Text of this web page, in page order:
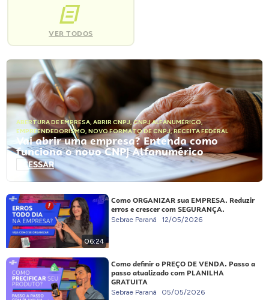
VER TODOS
ABERTURA DE EMPRESA, ABRIR CNPJ,CNPJ ALFANUMÉRICO,
EMPREENDEDORISMO, NOVO FORMATO DE CNPJ,RECEITA FEDERAL
Vai abrir uma empresa? Entenda como
funciona o novo CNPJ Alfanumérico
ACESSAR
06:24
Como ORGANIZAR sua EMPRESA. Reduzir
erros e crescer com SEGURANÇA.
Sebrae Paraná 12/05/2026
Como definir o PREÇO DE VENDA. Passo a
passo atualizado com PLANILHA
GRATUITA
Sebrae Paraná 05/05/2026